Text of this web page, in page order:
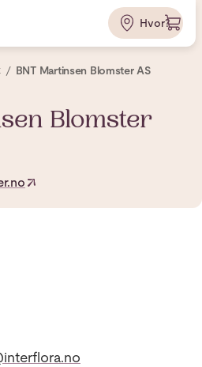
Hvor?
BNT Martinsen Blomster AS
Blomster